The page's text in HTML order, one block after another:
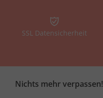
SSL Datensicherheit
Nichts mehr verpassen!